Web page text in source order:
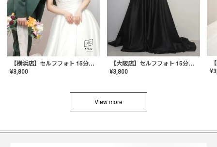
【横浜店】セルフフォト 15分撮り放題プラン
¥3,800
【大阪店】セルフフォト 15分撮り放題プラン
¥3,800 ¥
View more